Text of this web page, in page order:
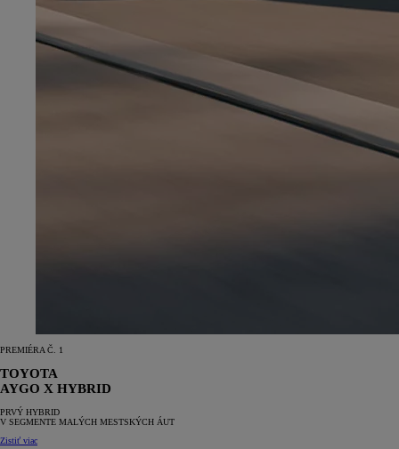
PREMIÉRA Č. 1
TOYOTA
AYGO X HYBRID
PRVÝ HYBRID
V SEGMENTE MALÝCH MESTSKÝCH ÁUT
Zistiť viac